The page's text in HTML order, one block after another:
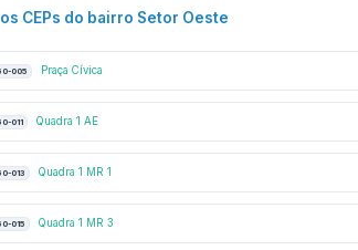
CEPs do bairro Setor Oeste
005 Praça Cívica
011 Quadra 1 AE
013 Quadra 1 MR 1
015 Quadra 1 MR 3